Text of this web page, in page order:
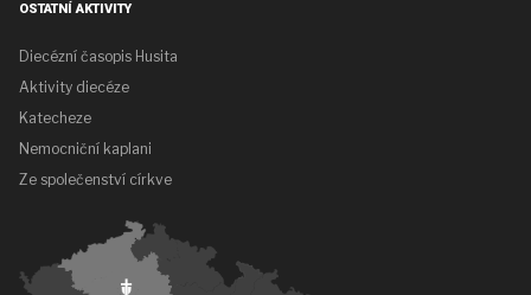
OSTATNÍ AKTIVITY
Diecézní časopis Husita
Aktivity diecéze
Katecheze
Nemocniční kaplani
Ze společenství církve